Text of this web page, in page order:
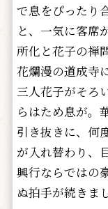
で息をぴったり
と、一気に客席
所化と花子の禅
花爛漫の道成寺
三人花子がそろ
らはため息が。
引き抜きに、何
が入れ替わり、
興行ならではの
ぬ拍手が続きま